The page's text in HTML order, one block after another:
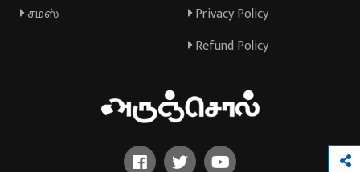
சமஸ்
Privacy Policy
Refund Policy